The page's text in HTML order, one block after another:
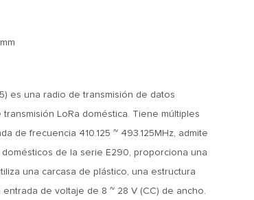
es una radio de transmisión de datos
LoRa doméstica. Tiene múltiples
de frecuencia 410.125 ~ 493.125MHz, admite
de la serie E290, proporciona una
una carcasa de plástico, una estructura
de voltaje de 8 ~ 28 V (CC) de ancho.